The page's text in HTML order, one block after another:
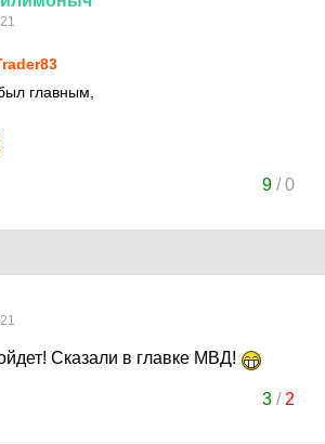
главным,
9/0
Сказали в главке МВД!
3/ 2